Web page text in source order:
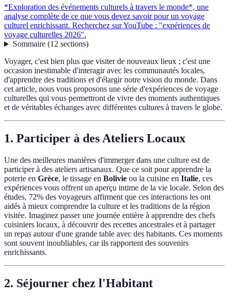
*Exploration des événements culturels à travers le monde*, une
analyse complète de ce que vous devez savoir pour un voyage
culturel enrichissant. Recherchez sur YouTube : "expériences de
voyage culturelles 2026".
Sommaire(12 sections)
Voyager, c'est bien plus que visiter de nouveaux lieux ; c'est une
occasion inestimable d'interagir avec les communautés locales,
d'apprendre des traditions et d'élargir notre vision du monde. Dans
cet article, nous vous proposons une série d'expériences de voyage
culturelles qui vous permettront de vivre des moments authentiques
et de véritables échanges avec différentes cultures à travers le globe.
1. Participer à des Ateliers Locaux
Une des meilleures manières d'immerger dans une culture est de
participer à des ateliers artisanaux. Que ce soit pour apprendre la
poterie en Grèce, le tissage en Bolivie ou la cuisine en Italie, ces
expériences vous offrent un aperçu intime de la vie locale. Selon des
études, 72% des voyageurs affirment que ces interactions les ont
aidés à mieux comprendre la culture et les traditions de la région
visitée. Imaginez passer une journée entière à apprendre des chefs
cuisiniers locaux, à découvrir des recettes ancestrales et à partager
un repas autour d'une grande table avec des habitants. Ces moments
sont souvent inoubliables, car ils rapportent des souvenirs
enrichissants.
2. Séjourner chez l'Habitant